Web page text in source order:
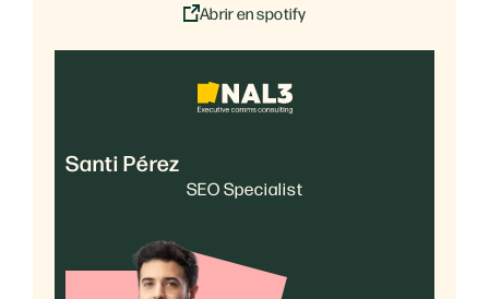
Abrir en spotify
Santi Pérez
SEO Specialist